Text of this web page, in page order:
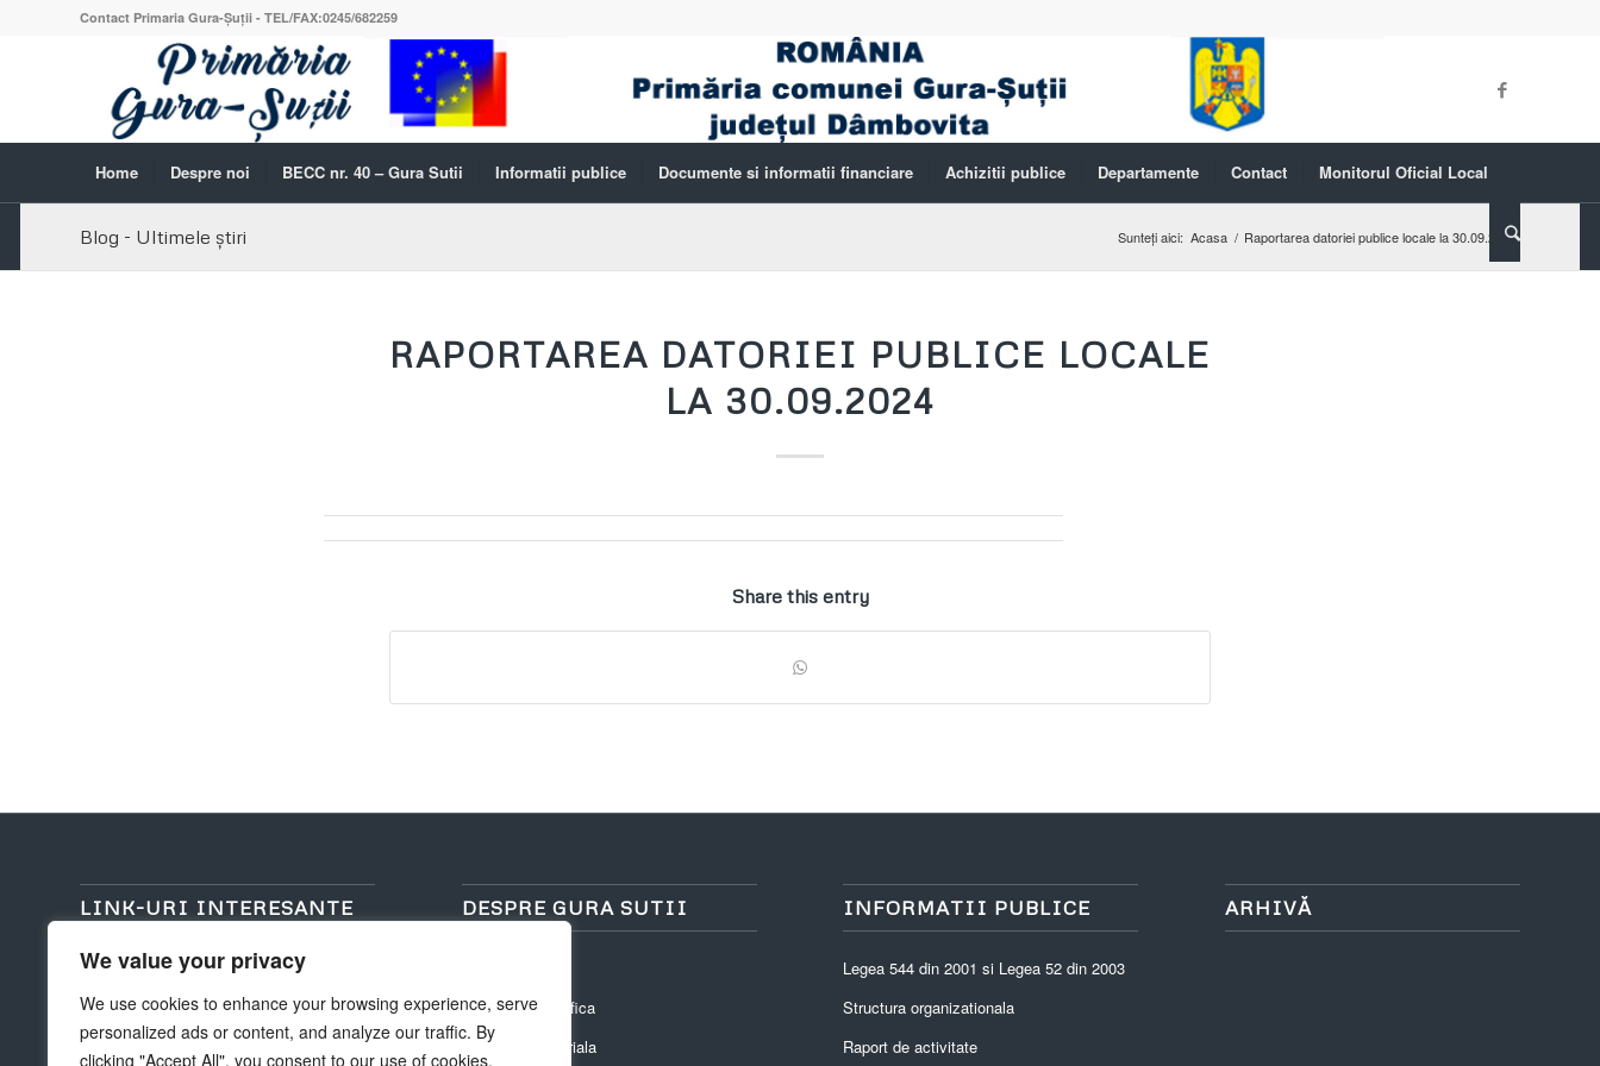
We value your privacy
We use cookies to enhance your browsing experience, serve
personalized ads or content, and analyze our traffic. By
clicking "Accept All", you consent to our use of cookies.
Contact Primaria Gura-Șuții - TEL/FAX:0245/682259
Home Despre noi BECC nr. 40 – Gura Sutii Informatii publice Documente si informatii financiare Achizitii publice Departamente Contact Monitorul Oficial Local
Blog - Ultimele știri Sunteți aici: Acasa / Raportarea datoriei publice locale la 30.09.2024
RAPORTAREA DATORIEI PUBLICE LOCALE
LA 30.09.2024
Share this entry
LINK-URI INTERESANTE
Aici sunt cateva link-uri interesante pentru
tine! Bucurați-vă de sejurul dvs. :)
DESPRE GURA SUTII
Asezare geografica
Structura Teritoriala
INFORMATII PUBLICE
Legea 544 din 2001 si Legea 52 din 2003
Structura organizationala
Raport de activitate
ARHIVĂ